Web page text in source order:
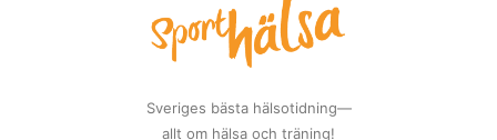
Sveriges bästa hälsotidning—
allt om hälsa och träning!